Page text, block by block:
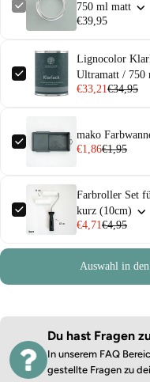
750 ml matt
€39,95
Lignocolor
Ultramatt / 750
€33,21€34,95
mako
€1,86€1,95
Farbroller Set
kurz (10cm)
€4,71€4,95
Auswahl in
Du hast Fragen
In unserem FAQ
gestellte Fragen zu